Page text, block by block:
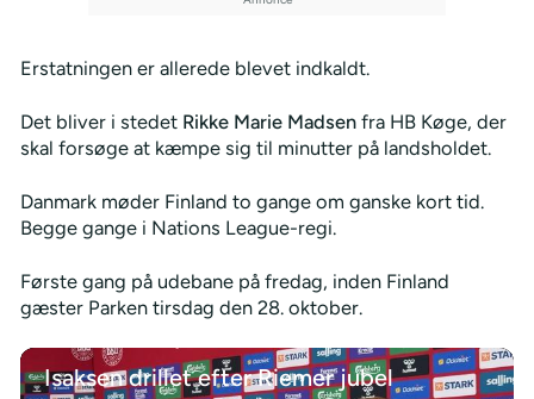
Erstatningen er allerede blevet indkaldt.
Det bliver i stedet Rikke Marie Madsenfra HB Køge, der
skal forsøge at kæmpe sig til minutter på landsholdet.
Danmark møder Finland to gange om ganske kort tid.
Begge gange i Nations League-regi.
Første gang på udebane på fredag, inden Finland
gæster Parken tirsdag den 28. oktober.
Isaksen drillet efter Riemer jubel